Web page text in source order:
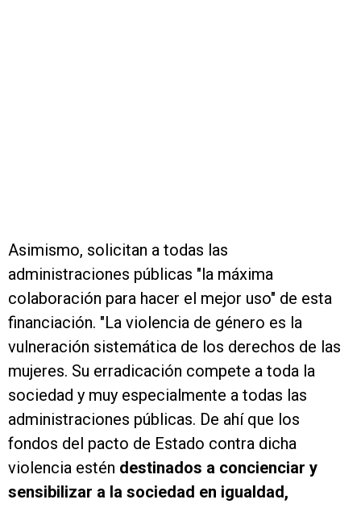
Asimismo, solicitan a todas las
administraciones públicas "la máxima
colaboración para hacer el mejor uso" de esta
financiación. "La violencia de género es la
vulneración sistemática de los derechos de las
mujeres. Su erradicación compete a toda la
sociedad y muy especialmente a todas las
administraciones públicas. De ahí que los
fondos del pacto de Estado contra dicha
violencia estén destinados a concienciar y
sensibilizar a la sociedad en igualdad,